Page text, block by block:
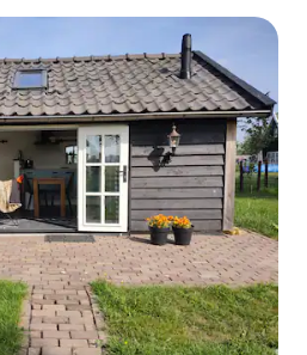
s oznakom „Odabrali gosti”